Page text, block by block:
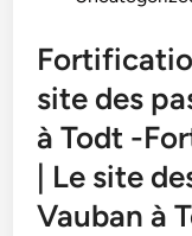
site des
à Todt -
| Le site
Vauban à